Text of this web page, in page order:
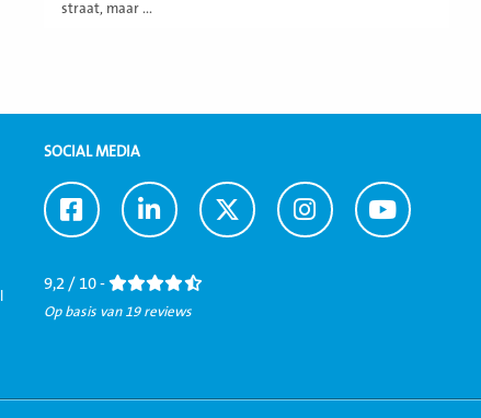
straat, maar ...
SOCIAL MEDIA
Ga
naar
Ga
naar
Ga
naar
Ga
naar
Ga
naar
9,2 / 10 -
Op basis van 19 reviews